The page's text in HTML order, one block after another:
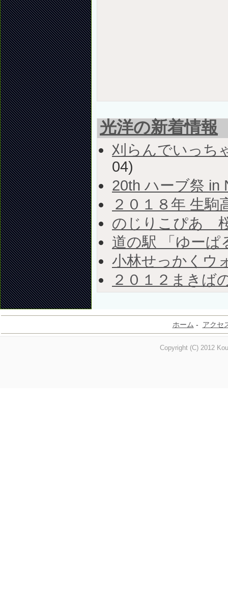
光洋の新着情報
刈らんでいっち
04)
20th ハーブ祭
２０１８年 生
のじりこぴあ
道の駅 「ゆーぱ
小林せっかくウ
２０１２まきば
ホーム - アクセ
Copyright (C) 2012